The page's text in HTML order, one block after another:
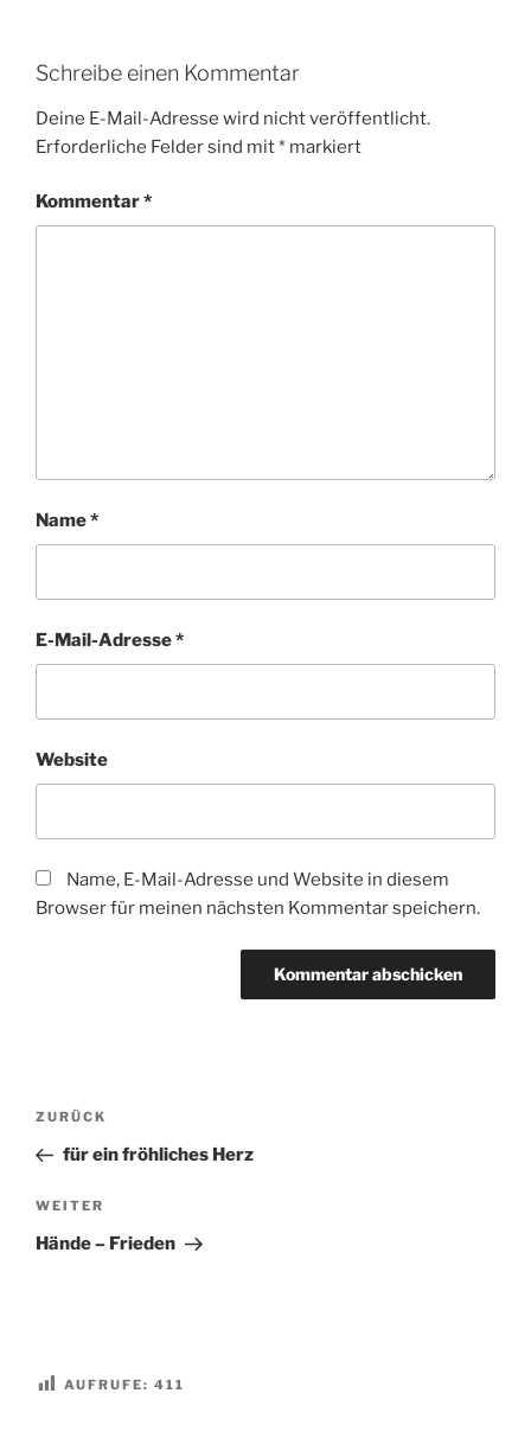
Schreibe einen Kommentar
Deine E-Mail-Adresse wird nicht veröffentlicht.
Erforderliche Felder sind mit* markiert
Kommentar*
Name*
E-Mail-Adresse*
Website
Name, E-Mail-Adresse und Website in diesem
Browser für meinen nächsten Kommentar speichern.
Beitragsnavigation
Vorheriger
Beitrag
ZURÜCK
für ein fröhliches Herz
Nächster
Beitrag
WEITER
Hände – Frieden
AUFRUFE: 411